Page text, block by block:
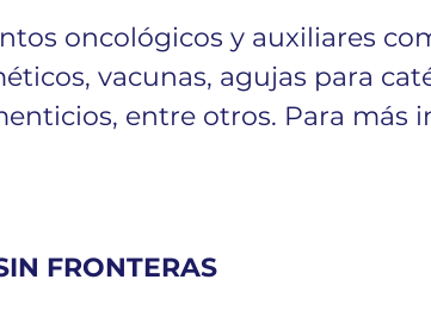
oncológicos y auxiliares
vacunas, agujas para
entre otros. Para más
FRONTERAS